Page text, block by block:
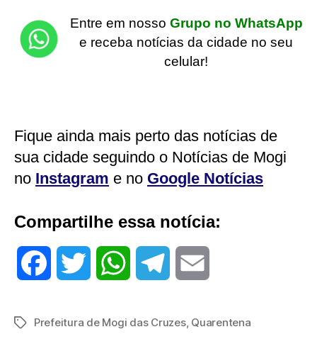
Entre em nosso Grupo no WhatsApp
e receba notícias da cidade no seu
celular!
Fique ainda mais perto das notícias de
sua cidade seguindo o Notícias de Mogi
no Instagram e no Google Notícias
Compartilhe essa notícia:
TagsPrefeitura de Mogi das Cruzes, Quarentena